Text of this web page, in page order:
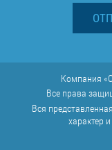
Компания
Все права
Вся
характер